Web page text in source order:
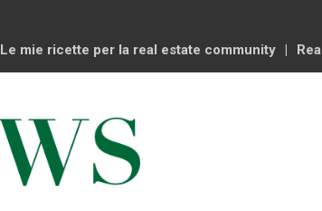
Le mie ricette per la real estate community